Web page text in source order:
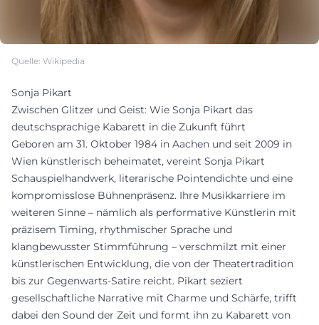
Quelle: Wikipedia
Sonja Pikart
Zwischen Glitzer und Geist: Wie Sonja Pikart das
deutschsprachige Kabarett in die Zukunft führt
Geboren am 31. Oktober 1984 in Aachen und seit 2009 in
Wien künstlerisch beheimatet, vereint Sonja Pikart
Schauspielhandwerk, literarische Pointendichte und eine
kompromisslose Bühnenpräsenz. Ihre Musikkarriere im
weiteren Sinne – nämlich als performative Künstlerin mit
präzisem Timing, rhythmischer Sprache und
klangbewusster Stimmführung – verschmilzt mit einer
künstlerischen Entwicklung, die von der Theatertradition
bis zur Gegenwarts-Satire reicht. Pikart seziert
gesellschaftliche Narrative mit Charme und Schärfe, trifft
dabei den Sound der Zeit und formt ihn zu Kabarett von